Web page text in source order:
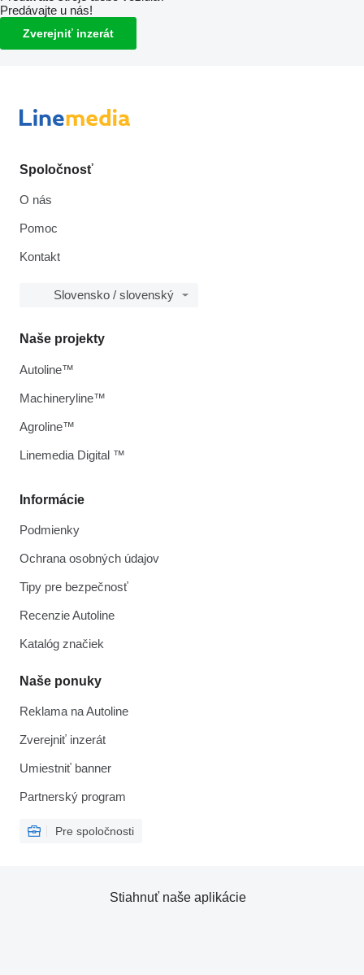
Predávajte u nás!
Zverejniť inzerát
Spoločnosť
O nás
Pomoc
Kontakt
Slovensko / slovenský
Informácie
Podmienky
Ochrana osobných údajov
Tipy pre bezpečnosť
Recenzie Autoline
Katalóg značiek
Naše ponuky
Reklama na Autoline
Zverejniť inzerát
Umiestniť banner
Partnerský program
Pre spoločnosti
Naše projekty
Autoline™
Machineryline™
Agroline™
Linemedia Digital ™
Stiahnuť naše aplikácie